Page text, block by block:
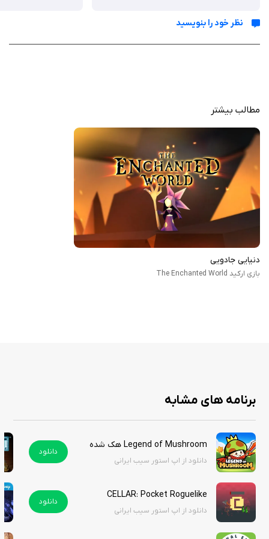
۹ قلمرو متفاوت: از جنگل‌های جادویی و دشت‌های مرموز گرفته تا
موسیقی متن اورجینال: آهنگ‌ها و جلوه‌های صوتی غنی که با هدفون،
تجربه‌ای فراگیرتر ارائه می‌کنند.
نبرد پازل‌محور با باس: یک مبارزه نهایی که مهارت شما را در حل پازل‌ها
به چالش می‌کشد.
تعامل با محیط: امکان ارتباط با شخصیت‌ها و عناصر دنیای بازی، حس
زنده بودن را تقویت می‌کند.
الهام از کودکی سازندگان: طراحی بازی با الهام از خاطرات شخصی تیم
سازنده، حسی صمیمی و خاص به آن بخشیده است.
بازی The Enchanted World با تلفیق هنر، موسیقی و گیم‌پلی هوشمندانه، یکی
نظر خود را بنویسید
مطالب بیشتر
دنیایی جادویی
بازی ارکید The Enchanted World
برنامه های مشابه
Legend of Mushroom هک شده
دانلود از اپ استور سیب ایرانی
دانلود
CELLAR: Pocket Roguelike
دانلود از اپ استور سیب ایرانی
دانلود